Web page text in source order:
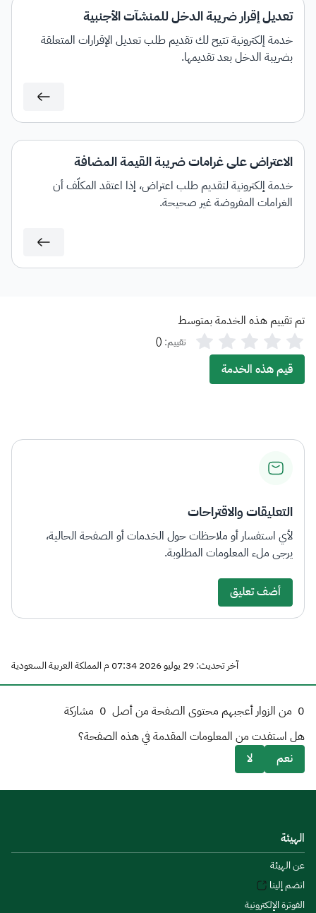
تعديل إقرار ضريبة الدخل للمنشآت الأجنبية
خدمة إلكترونية تتيح لك تقديم طلب تعديل الإقرارات المتعلقة
بضريبة الدخل بعد تقديمها.
الاعتراض على غرامات ضريبة القيمة المضافة
خدمة إلكترونية لتقديم طلب اعتراض، إذا اعتقد المكلَّف أن
الغرامات المفروضة غير صحيحة.
تم تقييم هذه الخدمة بمتوسط
تقييم: (
)
قيم هذه الخدمة
التعليقات والاقتراحات
لأي استفسار أو ملاحظات حول الخدمات أو الصفحة الحالية،
يرجى ملء المعلومات المطلوبة.
أضف تعليق
آخر تحديث: 29 يوليو 2026 07:34 م المملكة العربية السعودية
0 من الزوار أعجبهم محتوى الصفحة من أصل 0 مشاركة
هل استفدت من المعلومات المقدمة في هذه الصفحة؟
نعم
لا
الهيئة
عن الهيئة
انضم إلينا
الفوترة الإلكترونية